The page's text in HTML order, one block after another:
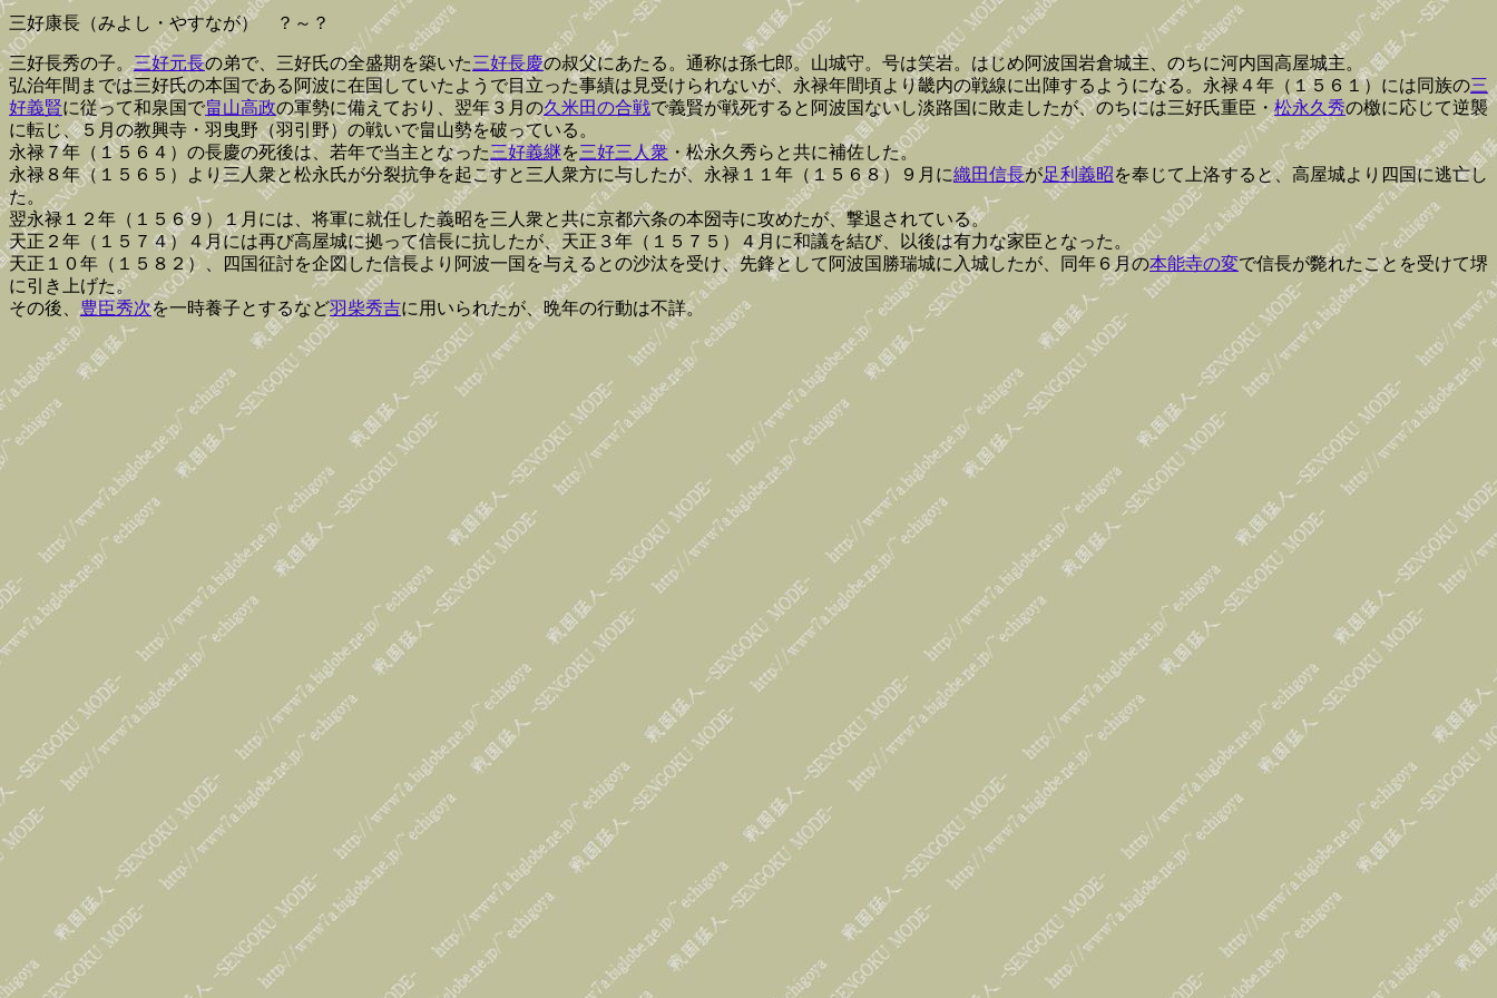
三好康長（みよし・やすなが） ？～？
三好長秀の子。三好元長の弟で、三好氏の全盛期を築いた三好長慶の叔父にあたる。通称は孫七郎。山城守。号は笑岩。はじめ阿波国岩倉城主、のちに河内国高屋城主。
弘治年間までは三好氏の本国である阿波に在国していたようで目立った事績は見受けられないが、永禄年間頃より畿内の戦線に出陣するようになる。永禄４年（１５６１）には同族の三
好義賢に従って和泉国で畠山高政の軍勢に備えており、翌年３月の久米田の合戦で義賢が戦死すると阿波国ないし淡路国に敗走したが、のちには三好氏重臣・ 松永久秀の檄に応じて逆襲
に転じ、５月の教興寺・羽曳野（羽引野）の戦いで畠山勢を破っている。
永禄７年（１５６４）の長慶の死後は、若年で当主となった三好義継を三好三人衆 ・松永久秀らと共に補佐した。
永禄８年（１５６５）より三人衆と松永氏が分裂抗争を起こすと三人衆方に与したが、永禄１１年（１５６８）９月に織田信長が足利義昭を奉じて上洛すると、高屋城より四国に逃亡し
た。
翌永禄１２年（１５６９）１月には、将軍に就任した義昭を三人衆と共に京都六条の本圀寺に攻めたが、撃退されている。
天正２年（１５７４）４月には再び高屋城に拠って信長に抗したが、天正３年（１５７５）４月に和議を結び、以後は有力な家臣となった。
天正１０年（１５８２）、四国征討を企図した信長より阿波一国を与えるとの沙汰を受け、先鋒として阿波国勝瑞城に入城したが、同年６月の本能寺の変で信長が斃れたことを受けて堺
に引き上げた。
その後、豊臣秀次を一時養子とするなど羽柴秀吉に用いられたが、晩年の行動は不詳。